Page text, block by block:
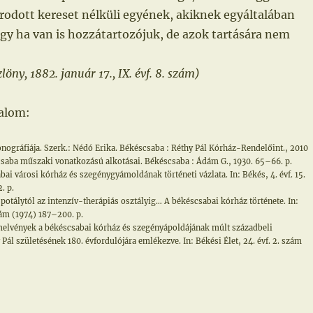
kereset nélküli egyének, akiknek egyáltalában
ha van is hozzátartozójuk, de azok tartására nem
1882. január 17., IX. évf. 8. szám)
Szerk.: Nédó Erika. Békéscsaba : Réthy Pál Kórház-Rendelőint., 2010
műszaki vonatkozású alkotásai. Békéscsaba : Ádám G., 1930. 65–66. p.
városi kórház és szegénygyámoldának történeti vázlata. In: Békés, 4. évf. 15.
p.
az intenzív-therápiás osztályig… A békéscsabai kórház története. In:
(1974) 187–200. p.
a békéscsabai kórház és szegényápoldájának múlt századbeli
születésének 180. évfordulójára emlékezve. In: Békési Élet, 24. évf. 2. szám